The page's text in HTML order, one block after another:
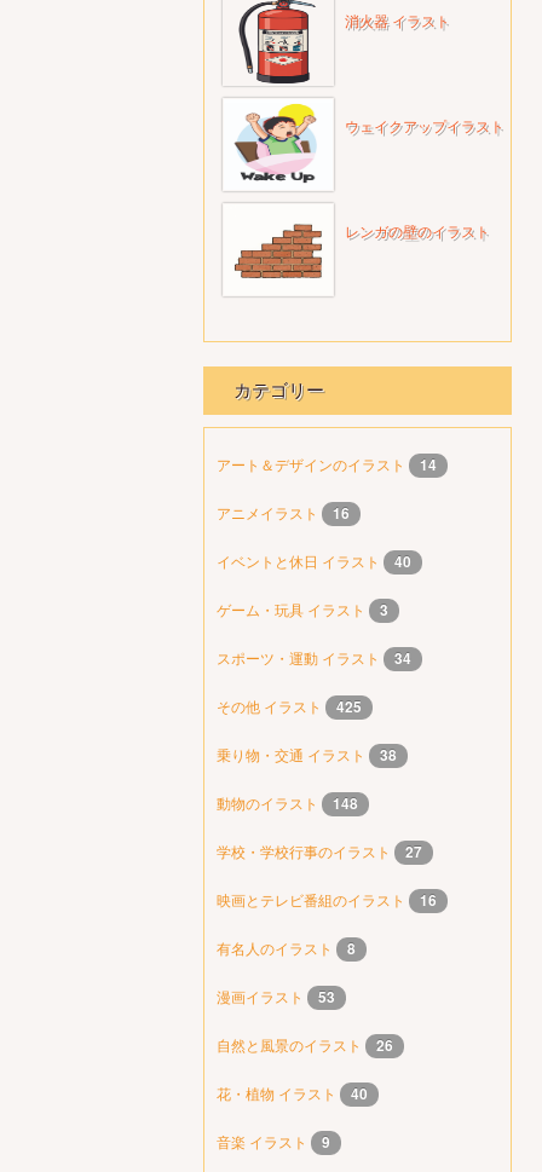
消火器 イラスト
ウェイクアップイラスト
レンガの壁のイラスト
カテゴリー
アート＆デザインのイラスト 14
アニメイラスト 16
イベントと休日 イラスト 40
ゲーム・玩具 イラスト 3
スポーツ・運動 イラスト 34
その他 イラスト 425
乗り物・交通 イラスト 38
動物のイラスト 148
学校・学校行事のイラスト 27
映画とテレビ番組のイラスト 16
有名人のイラスト 8
漫画イラスト 53
自然と風景のイラスト 26
花・植物 イラスト 40
音楽 イラスト 9